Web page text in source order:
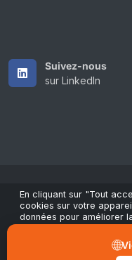
Suivez-nous
sur LinkedIn
Copyright © 2026 All
Conditions
En cliquant sur "Tout
cookies sur votre
données pour améliorer
performance. Vous
moment via le bouton🌐